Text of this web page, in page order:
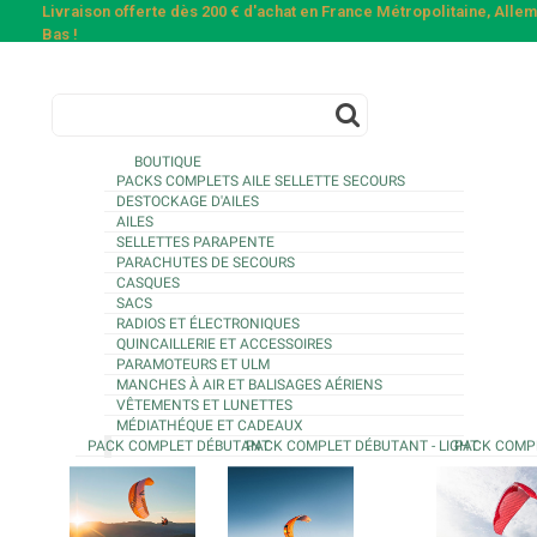
Livraison offerte dès 200 € d'achat en France Métropolitaine,
Bas !
BOUTIQUE
PACKS COMPLETS AILE SELLETTE SECOURS
DESTOCKAGE D'AILES
AILES
SELLETTES PARAPENTE
PARACHUTES DE SECOURS
CASQUES
SACS
RADIOS ET ÉLECTRONIQUES
QUINCAILLERIE ET ACCESSOIRES
PARAMOTEURS ET ULM
MANCHES À AIR ET BALISAGES AÉRIENS
VÊTEMENTS ET LUNETTES
MÉDIATHÉQUE ET CADEAUX
PACK COMPLET DÉBUTANTPACK COMPLET DÉBUTANT - LIGHT
PACK